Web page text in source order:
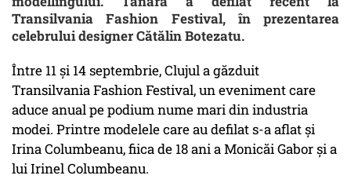
Transilvania Fashion Festival, în prezentarea
celebrului designer Cătălin Botezatu.
Între 11 și 14 septembrie, Clujul a găzduit
Transilvania Fashion Festival, un eveniment care
aduce anual pe podium nume mari din industria
modei. Printre modelele care au defilat s-a aflat și
Irina Columbeanu, fiica de 18 ani a Monicăi Gabor și a
lui Irinel Columbeanu.